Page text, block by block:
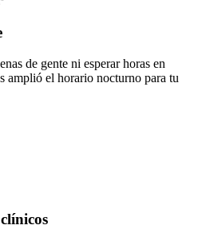
de gente ni esperar horas en
amplió el horario nocturno para tu